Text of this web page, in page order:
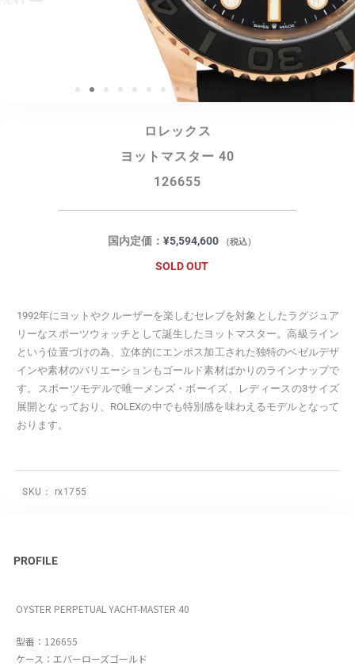
ロレックス
ヨットマスター 40
126655
国内定価： ¥5,594,600 （税込）
SOLD OUT
1992年にヨットやクルーザーを楽しむセレブを対象としたラグジュア
リーなスポーツウォッチとして誕生したヨットマスター。高級ライン
という位置づけの為、立体的にエンボス加工された独特のベゼルデザ
インや素材のバリエーションもゴールド素材ばかりのラインナップで
す。スポーツモデルで唯一メンズ・ボーイズ、レディースの3サイズ
展開となっており、ROLEXの中でも特別感を味わえるモデルとなって
おります。
SKU： rx1755
PROFILE
OYSTER PERPETUAL YACHT-MASTER 40
型番：126655
ケース：エバーローズゴールド